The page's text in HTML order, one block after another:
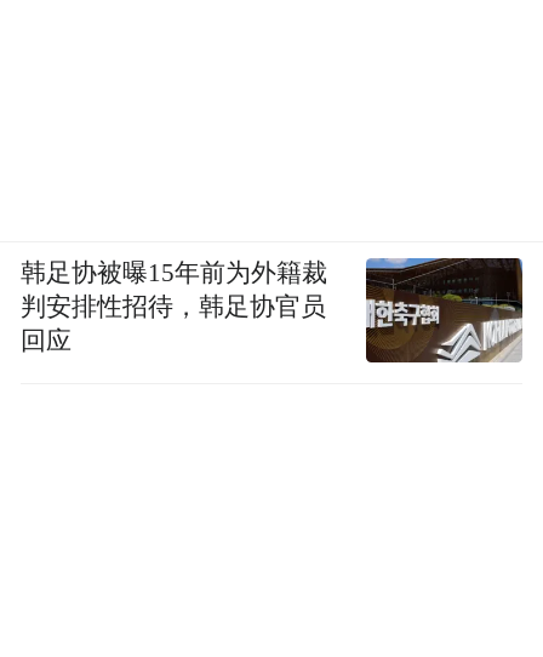
韩足协被曝15年前为外籍裁
判安排性招待，韩足协官员
回应